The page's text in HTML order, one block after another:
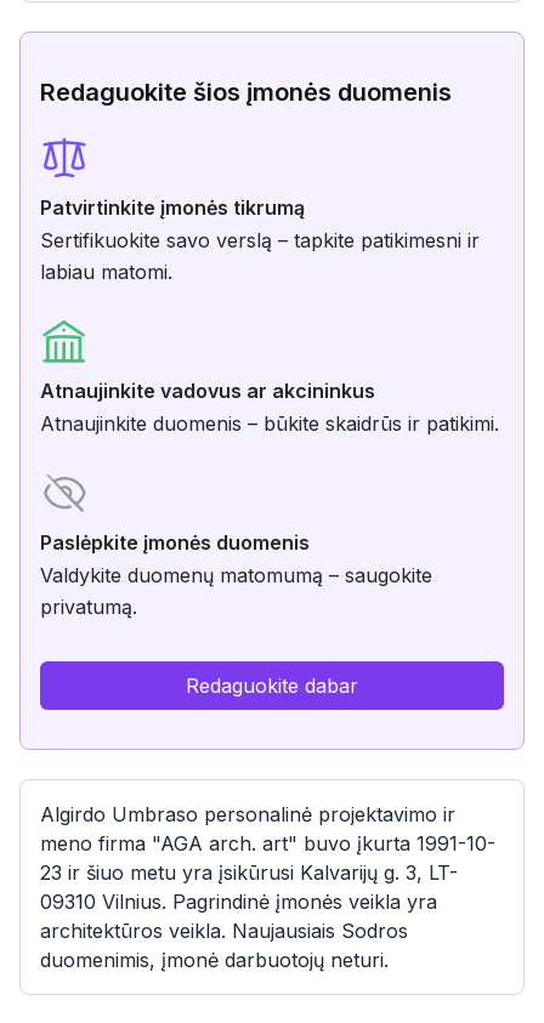
Redaguokite šios įmonės duomenis
Patvirtinkite įmonės tikrumą
Sertifikuokite savo verslą – tapkite patikimesni ir
labiau matomi.
Atnaujinkite vadovus ar akcininkus
Atnaujinkite duomenis – būkite skaidrūs ir patikimi.
Paslėpkite įmonės duomenis
Valdykite duomenų matomumą – saugokite
privatumą.
Redaguokite dabar
Algirdo Umbraso personalinė projektavimo ir
meno firma "AGA arch. art" buvo įkurta 1991-10-
23 ir šiuo metu yra įsikūrusi Kalvarijų g. 3, LT-
09310 Vilnius. Pagrindinė įmonės veikla yra
architektūros veikla. Naujausiais Sodros
duomenimis, įmonė darbuotojų neturi.